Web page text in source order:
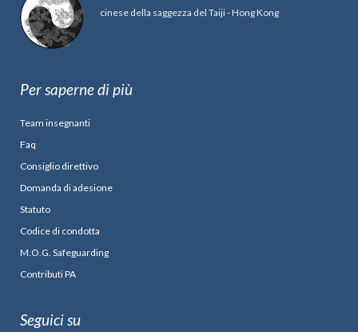
cinese della saggezza del Taiji - Hong Kong
Per saperne di più
Team insegnanti
Faq
Consiglio direttivo
Domanda di adesione
Statuto
Codice di condotta
M.O.G. Safeguarding
Contributi PA
Seguici su